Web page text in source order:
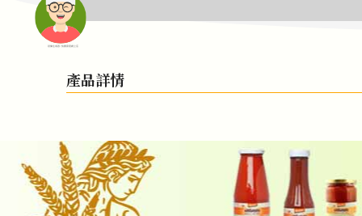
頭像生成器: 快樂家庭網上店
產品詳情